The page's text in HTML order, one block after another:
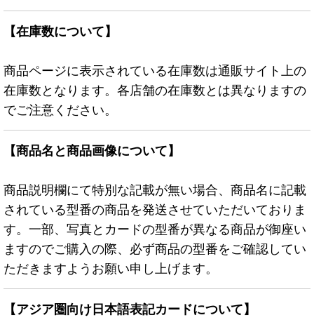
【在庫数について】
商品ページに表示されている在庫数は通販サイト上の
在庫数となります。各店舗の在庫数とは異なりますの
でご注意ください。
【商品名と商品画像について】
商品説明欄にて特別な記載が無い場合、商品名に記載
されている型番の商品を発送させていただいておりま
す。一部、写真とカードの型番が異なる商品が御座い
ますのでご購入の際、必ず商品の型番をご確認してい
ただきますようお願い申し上げます。
【アジア圏向け日本語表記カードについて】